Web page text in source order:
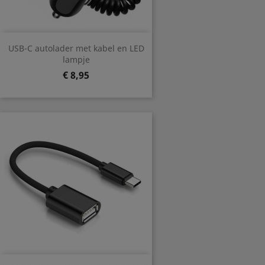
USB-C autolader met kabel en LED
lampje
Prijs
€ 8,95